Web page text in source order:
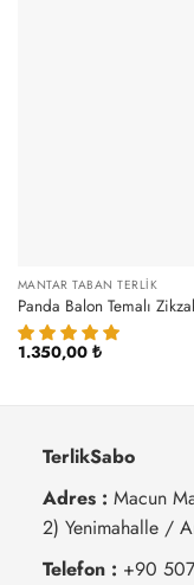
MANTAR TABAN TERLIK
Panda Balon Temalı
1.350,00 ₺
TerlikSabo
Adres : Macun
2) Yenimahalle /
Telefon : +90